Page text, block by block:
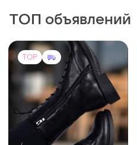
ТОП объявлений
TOP